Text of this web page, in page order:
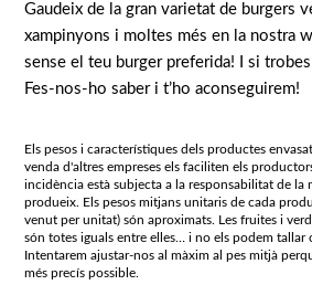
Gaudeix de la gran varietat de burgers
xampinyons i moltes més en la nostra
sense el teu burger preferida! I si
Fes-nos-ho saber i t’ho aconseguirem!
Els pesos i característiques dels productes
venda d'altres empreses els faciliten els
incidència està subjecta a la responsabilitat de la
produeix. Els pesos mitjans unitaris de cada
venut per unitat) són aproximats. Les fruites i
són totes iguals entre elles… i no els podem tallar
Intentarem ajustar-nos al màxim al pes mitjà
més precís possible.